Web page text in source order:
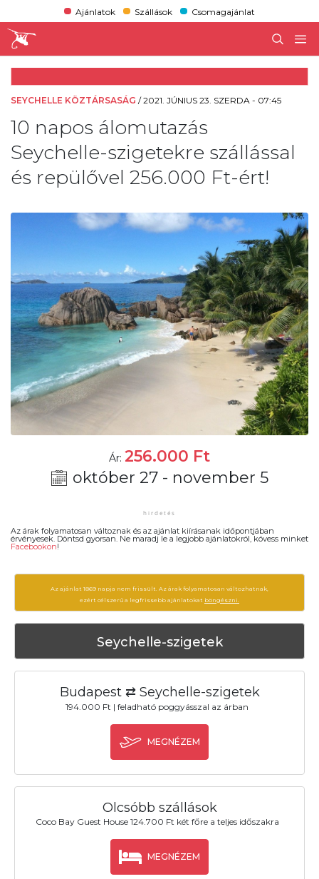
Ajánlatok Szállások Csomagajánlat
SEYCHELLE KÖZTÁRSASÁG /2021. JÚNIUS 23. SZERDA - 07:45
10 napos álomutazás
Seychelle-szigetekre szállással
és repülővel 256.000 Ft-ért!
Ár: 256.000 Ft
október 27 - november 5
Az árak folyamatosan változnak és az ajánlat kiírásanak időpontjában
érvényesek. Döntsd gyorsan. Ne maradj le a legjobb ajánlatokról, kövess minket
Facebookon!
Az ajánlat 1869 napja nem frissült. Az árak folyamatosan változhatnak,
ezért célszerű a legfrissebb ajánlatokat böngészni.
Seychelle-szigetek
Budapest ⇄ Seychelle-szigetek
194.000 Ft | feladható poggyásszal az árban
MEGNÉZEM
Olcsóbb szállások
Coco Bay Guest House 124.700 Ft két főre a teljes időszakra
MEGNÉZEM